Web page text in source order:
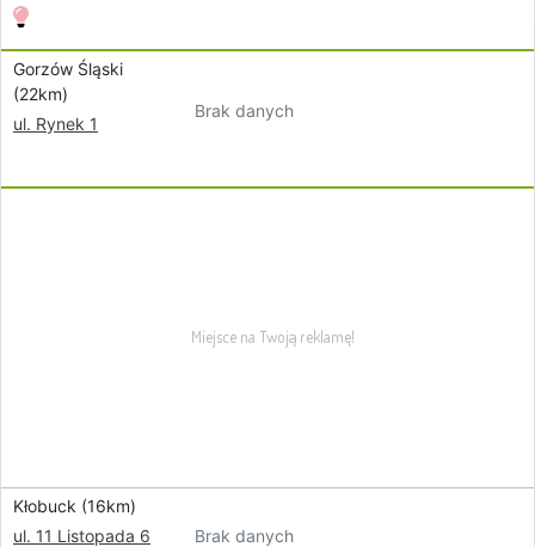
Gorzów Śląski
(22km)
ul. Rynek 1
Brak danych
Kłobuck (16km)
ul. 11 Listopada 6
Brak danych